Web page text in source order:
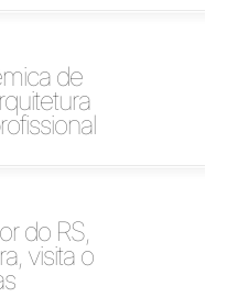
de
do RS,
visita o